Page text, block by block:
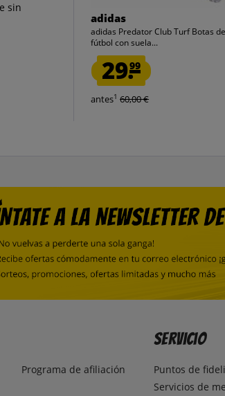
sin
adidas
adidas Predator Club Turf Botas de
fútbol con suela...
29.99
antes1 60,00 €
Programa de afiliación
Servicio
Puntos de
Servicios de